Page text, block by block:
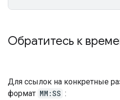
Обратитесь к
Для ссылок на конкретные
формат MM:SS :